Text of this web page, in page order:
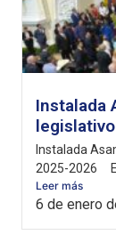
Instalada
Instalada
2025-2026
Leer más
6 de enero